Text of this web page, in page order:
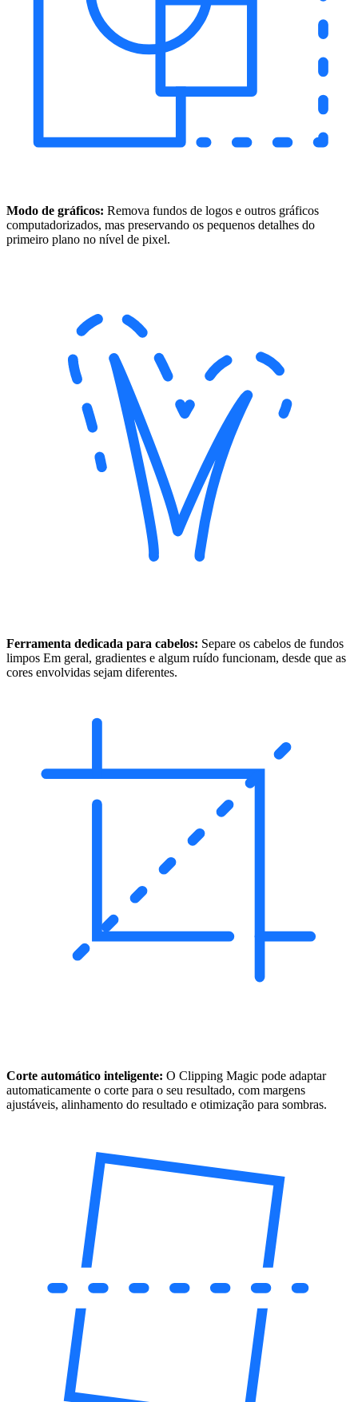
Modo de gráficos: Remova fundos de logos e outros gráficos
computadorizados, mas preservando os pequenos detalhes do
primeiro plano no nível de pixel.
Ferramenta dedicada para cabelos: Separe os cabelos de fundos
limpos Em geral, gradientes e algum ruído funcionam, desde que as
cores envolvidas sejam diferentes.
Corte automático inteligente: O Clipping Magic pode adaptar
automaticamente o corte para o seu resultado, com margens
ajustáveis, alinhamento do resultado e otimização para sombras.